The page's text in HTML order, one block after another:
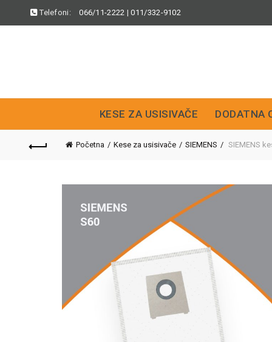
Telefoni: 066/11-2222 |011/332-9102
KESE ZA USISIVAČE DODATNA
Početna Kese za usisivače SIEMENS SIEMENS